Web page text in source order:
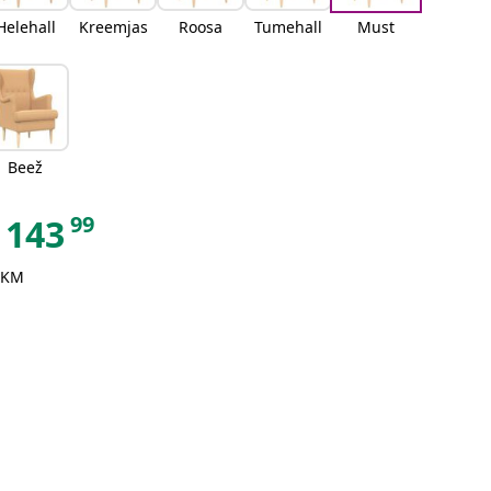
Kreemjas Roosa Tumehall Must
Beež
143 99